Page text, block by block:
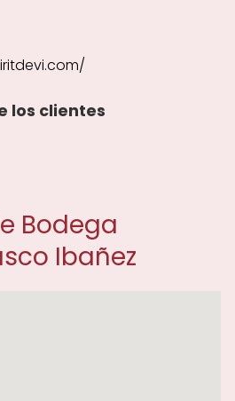
los clientes
Bodega
Ibañez